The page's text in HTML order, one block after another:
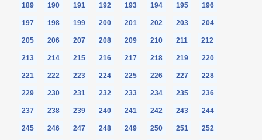
189 190 191 192 193 194 195 196
197 198 199 200 201 202 203 204
205 206 207 208 209 210 211 212
213 214 215 216 217 218 219 220
221 222 223 224 225 226 227 228
229 230 231 232 233 234 235 236
237 238 239 240 241 242 243 244
245 246 247 248 249 250 251 252